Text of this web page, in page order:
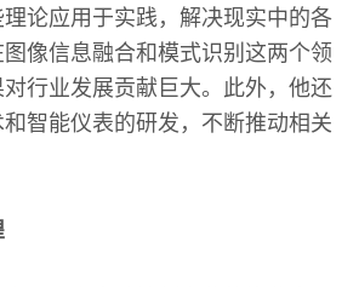
论应用于实践，解决现实中的各
像信息融合和模式识别这两个领
行业发展贡献巨大。此外，他还
智能仪表的研发，不断推动相关